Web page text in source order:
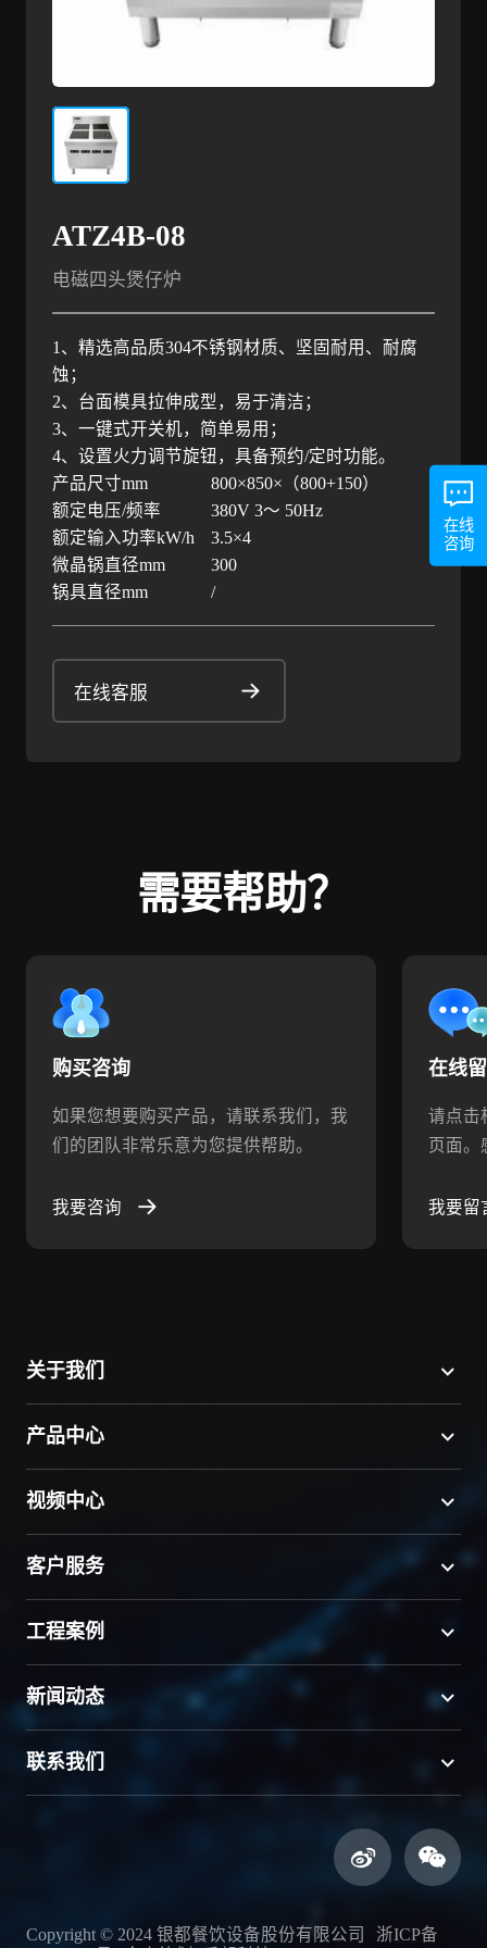
ATZ4B-08
电磁四头煲仔炉
1、精选高品质304不锈钢材质、坚固耐用、耐腐
蚀；
2、台面模具拉伸成型，易于清洁；
3、一键式开关机，简单易用；
4、设置火力调节旋钮，具备预约/定时功能。
产品尺寸mm
800×850×（800+150）
额定电压/频率
380V 3～ 50Hz
额定输入功率kW/h
3.5×4
微晶锅直径mm
300
锅具直径mm
/
在线客服
需要帮助？
购买咨询
如果您想要购买产品，请联系我们，我
们的团队非常乐意为您提供帮助。
我要咨询
在线
请点击
页面。
我要留
关于我们
产品中心
视频中心
客户服务
工程案例
新闻动态
联系我们
Copyright © 2024 银都餐饮设备股份有限公司
浙ICP备
在线
咨询